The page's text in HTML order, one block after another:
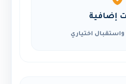
إضافية
اختياري